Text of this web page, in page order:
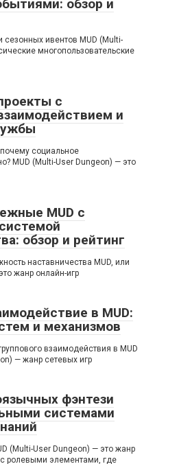
обзор и
сезонных ивентов MUD (Multi-
многопользовательские
с
и
социальное
MUD (Multi-User Dungeon) — это
MUD с
обзор и рейтинг
наставничества MUD, или
жанр онлайн-игр
в MUD:
и механизмов
взаимодействия в MUD
— жанр сетевых игр
фэнтези
системами
(Multi-User Dungeon) — это жанр
с ролевыми элементами, где